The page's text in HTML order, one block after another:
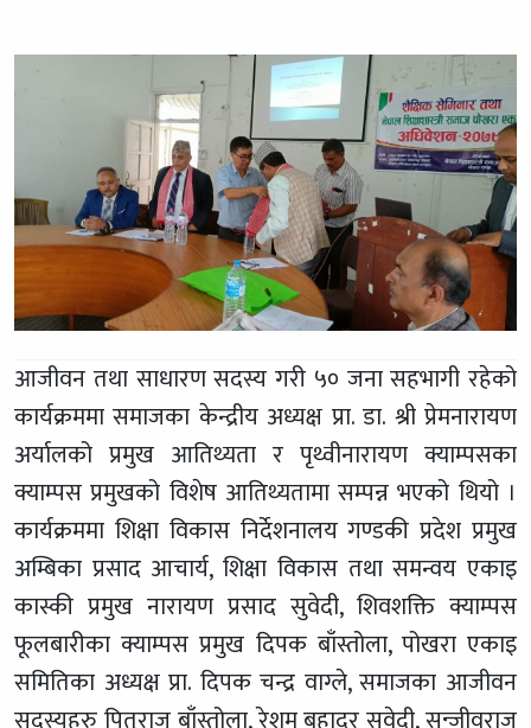
आजीवन तथा साधारण सदस्य गरी ५० जना सहभागी रहेको
कार्यक्रममा समाजका केन्द्रीय अध्यक्ष प्रा. डा. श्री प्रेमनारायण
अर्यालको प्रमुख आतिथ्यता र पृथ्वीनारायण क्याम्पसका
क्याम्पस प्रमुखको विशेष आतिथ्यतामा सम्पन्न भएको थियो ।
कार्यक्रममा शिक्षा विकास निर्देशनालय गण्डकी प्रदेश प्रमुख
अम्बिका प्रसाद आचार्य, शिक्षा विकास तथा समन्वय एकाइ
कास्की प्रमुख नारायण प्रसाद सुवेदी, शिवशक्ति क्याम्पस
फूलबारीका क्याम्पस प्रमुख दिपक बाँस्तोला, पोखरा एकाइ
समितिका अध्यक्ष प्रा. दिपक चन्द्र वाग्ले, समाजका आजीवन